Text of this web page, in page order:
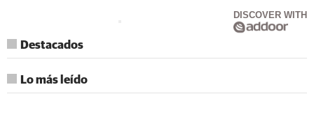
DISCOVER WITH
Destacados
Lo más leído